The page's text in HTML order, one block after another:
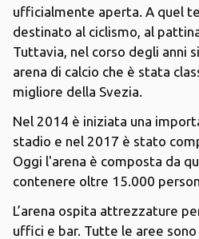
ufficialmente aperta. A quel
destinato al ciclismo, al
Tuttavia, nel corso degli anni
arena di calcio che è stata
migliore della Svezia.
Nel 2014 è iniziata una
stadio e nel 2017 è stato
Oggi l'arena è composta da
contenere oltre 15.000
L’arena ospita attrezzature
uffici e bar. Tutte le aree